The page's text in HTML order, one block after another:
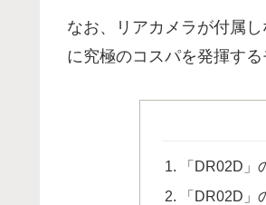
なお、リアカメラが付属
に究極のコスパを発揮する
「DR02D」
「DR02D